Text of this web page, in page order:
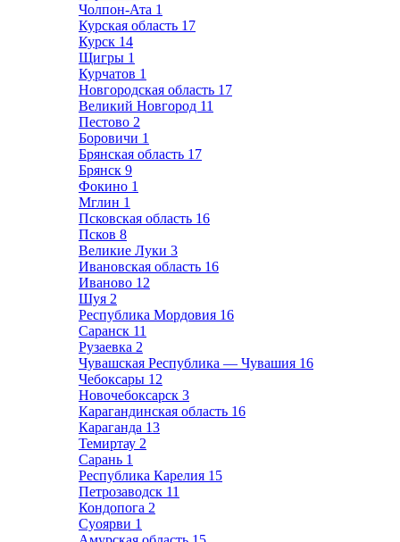
Чолпон-Ата 1
Курская область 17
Курск 14
Щигры 1
Курчатов 1
Новгородская область 17
Великий Новгород 11
Пестово 2
Боровичи 1
Брянская область 17
Брянск 9
Фокино 1
Мглин 1
Псковская область 16
Псков 8
Великие Луки 3
Ивановская область 16
Иваново 12
Шуя 2
Республика Мордовия 16
Саранск 11
Рузаевка 2
Чувашская Республика — Чувашия 16
Чебоксары 12
Новочебоксарск 3
Карагандинская область 16
Караганда 13
Темиртау 2
Сарань 1
Республика Карелия 15
Петрозаводск 11
Кондопога 2
Суоярви 1